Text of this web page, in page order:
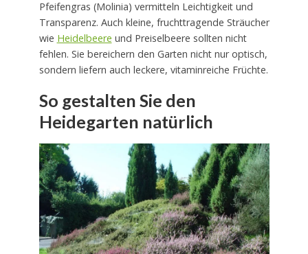
Pfeifengras (Molinia) vermitteln Leichtigkeit und
Transparenz. Auch kleine, fruchttragende Sträucher
wie Heidelbeere und Preiselbeere sollten nicht
fehlen. Sie bereichern den Garten nicht nur optisch,
sondern liefern auch leckere, vitaminreiche Früchte.
So gestalten Sie den
Heidegarten natürlich